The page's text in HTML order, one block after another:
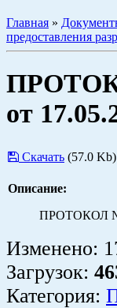
Главная »
предоставления
от
Скачать (57.0 Kb)
Описание:
ПРОТОКОЛ №
Изменено:
Загрузок:
Категория: